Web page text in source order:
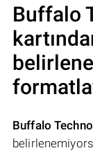
Buffalo
Buffalo